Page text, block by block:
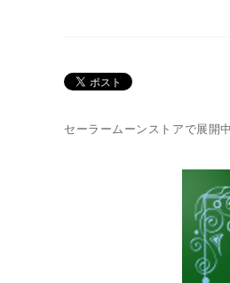
セーラームーンストアで展開